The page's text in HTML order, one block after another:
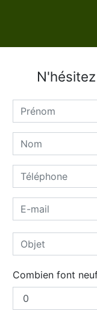
Combien font